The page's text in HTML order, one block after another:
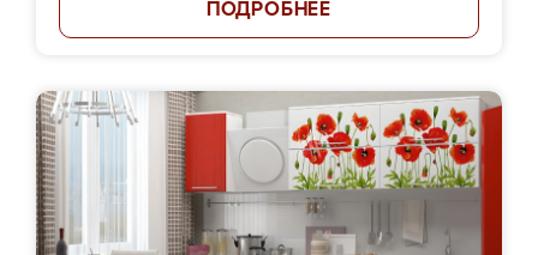
ПОДРОБНЕЕ